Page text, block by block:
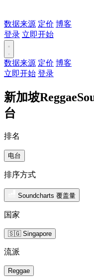
数据来源 定价 博客
登录 立即开始
数据来源 定价 博客
立即开始 登录
新加坡
台
排名
电台
排序方式
Soundcharts 覆盖量
国家
🇸🇬 Singapore
流派
Reggae